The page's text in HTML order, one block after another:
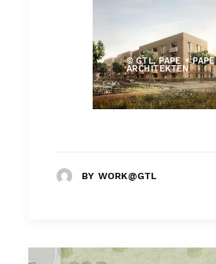
© GTL, PAPE + PAPE
ARCHITEKTEN
BY WORK@GTL